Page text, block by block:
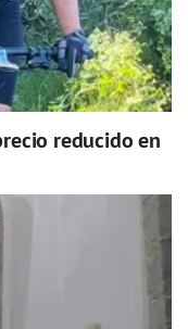
reducido en